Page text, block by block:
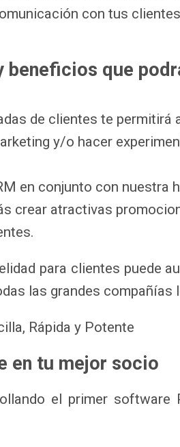
con tus
beneficios que
de clientes te permitirá
y/o hacer
en conjunto con nuestra
crear atractivas
para clientes puede
las grandes compañías
Rápida y Potente
en tu mejor socio
el primer software